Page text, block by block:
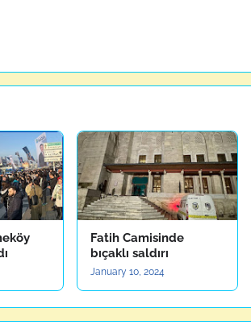
Fatih Camisinde
bıçaklı saldırı
January 10, 2024